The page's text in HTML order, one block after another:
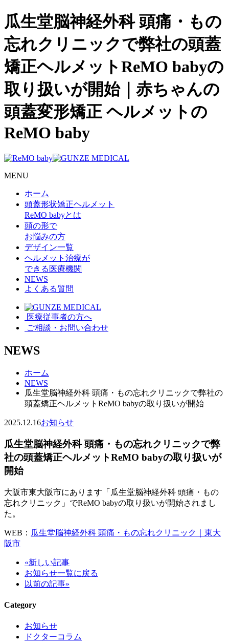
瓜生堂脳神経外科 頭痛・もの
忘れクリニックで弊社の頭蓋
矯正ヘルメットReMO babyの
取り扱いが開始｜赤ちゃんの
頭蓋変形矯正 ヘルメットの
ReMO baby
MENU
ホーム
頭蓋形状矯正ヘルメット
ReMO babyとは
頭の形で
お悩みの方
デザイン一覧
ヘルメット治療が
できる医療機関
NEWS
よくある質問
医療従事者の方へ
ご相談・お問い合わせ
NEWS
ホーム
NEWS
瓜生堂脳神経外科 頭痛・もの忘れクリニックで弊社の
頭蓋矯正ヘルメットReMO babyの取り扱いが開始
2025.12.16お知らせ
瓜生堂脳神経外科 頭痛・もの忘れクリニックで弊
社の頭蓋矯正ヘルメットReMO babyの取り扱いが
開始
大阪市東大阪市にあります「瓜生堂脳神経外科 頭痛・もの
忘れクリニック」でReMO babyの取り扱いが開始されまし
た。
WEB： 瓜生堂脳神経外科 頭痛・もの忘れクリニック｜東大
阪市
«新しい記事
お知らせ一覧に戻る
以前の記事»
Category
お知らせ
ドクターコラム